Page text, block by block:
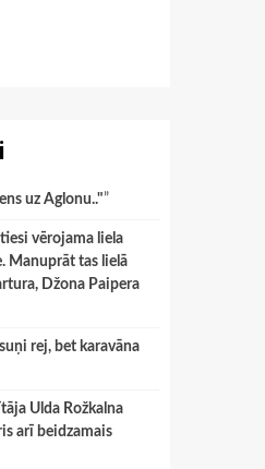
uz Aglonu.."”
vērojama liela
Manuprāt tas lielā
Džona Paipera
rej, bet karavāna
Ulda Rožkalna
arī beidzamais